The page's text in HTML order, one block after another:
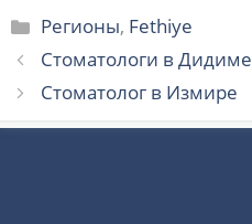
Рубрики
Регионы, Fethiye
Стоматологи в Дидиме
Стоматолог в Измире